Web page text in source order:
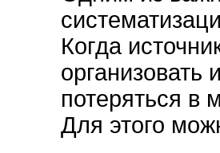
Когда
организовать
потеряться в
Для этого